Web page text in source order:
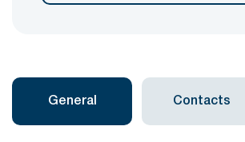
General Contacts